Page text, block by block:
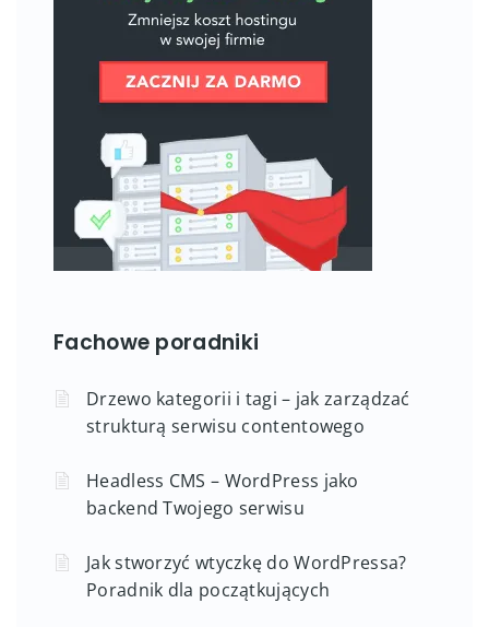
Fachowe poradniki
Drzewo kategorii i tagi – jak zarządzać
strukturą serwisu contentowego
Headless CMS – WordPress jako
backend Twojego serwisu
Jak stworzyć wtyczkę do WordPressa?
Poradnik dla początkujących